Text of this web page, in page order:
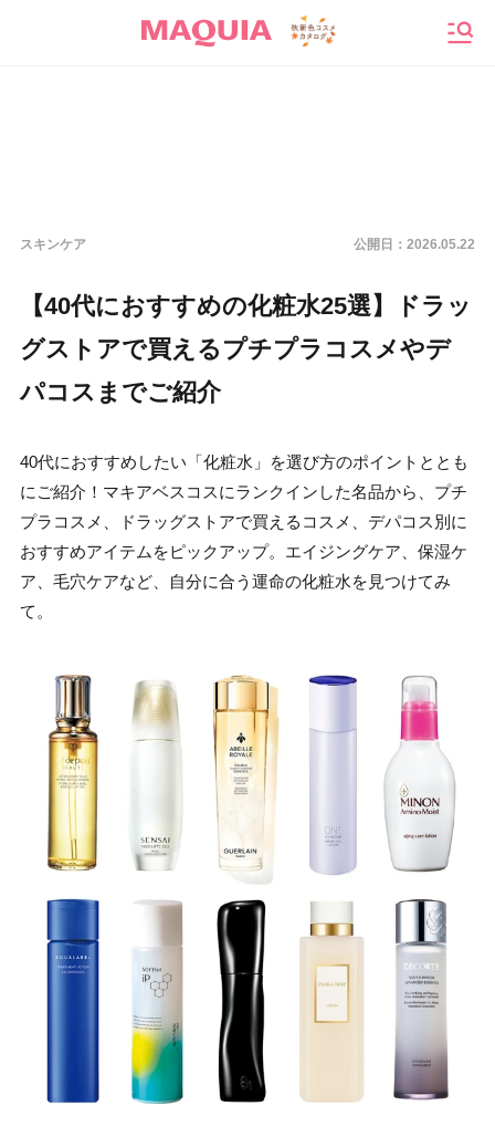
スキンケア 公開日： 2026.05.22
【40代におすすめの化粧水25選】ドラッ
グストアで買えるプチプラコスメやデ
パコスまでご紹介
40代におすすめしたい「化粧水」を選び方のポイントととも
にご紹介！マキアベスコスにランクインした名品から、プチ
プラコスメ、ドラッグストアで買えるコスメ、デパコス別に
おすすめアイテムをピックアップ。エイジングケア、保湿ケ
ア、毛穴ケアなど、自分に合う運命の化粧水を見つけてみ
て。